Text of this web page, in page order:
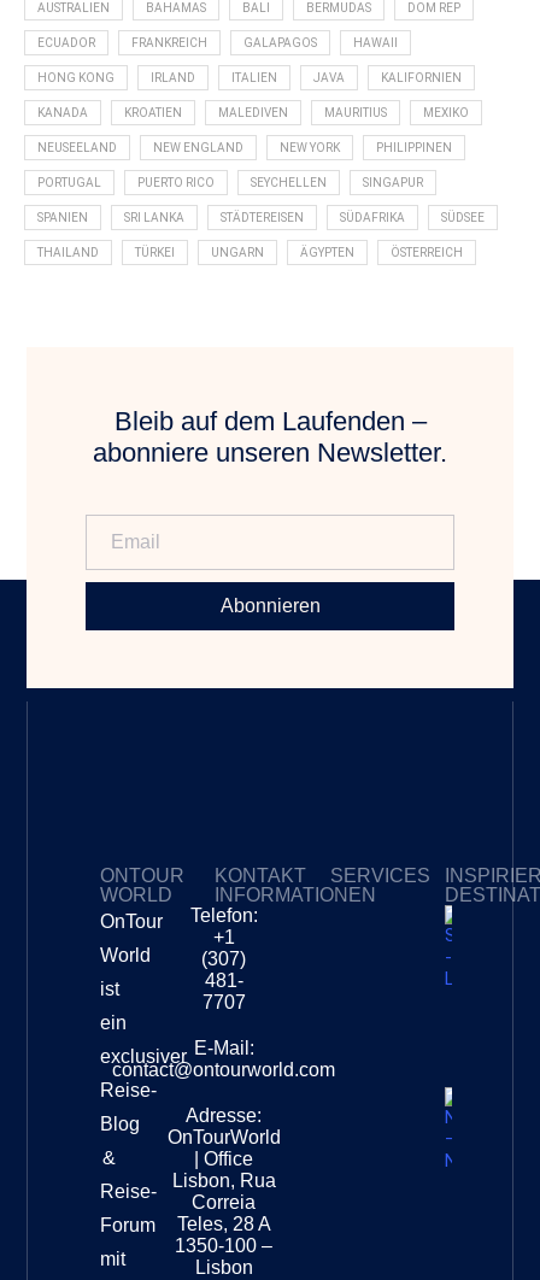
AUSTRALIEN BAHAMAS BALI BERMUDAS DOM REP
ECUADOR FRANKREICH GALAPAGOS HAWAII
HONG KONG IRLAND ITALIEN JAVA KALIFORNIEN
KANADA KROATIEN MALEDIVEN MAURITIUS MEXIKO
NEUSEELAND NEW ENGLAND NEW YORK PHILIPPINEN
PORTUGAL PUERTO RICO SEYCHELLEN SINGAPUR
SPANIEN SRI LANKA STÄDTEREISEN SÜDAFRIKA SÜDSEE
THAILAND TÜRKEI UNGARN ÄGYPTEN ÖSTERREICH
Bleib auf dem Laufenden –
abonniere unseren Newsletter.
Abonnieren
ONTOUR
WORLD
OnTour
World
ist
ein
exclusiver
Reise-
Blog
&
Reise-
Forum
mit
KONTAKT
INFORMATIONEN
Telefon:
+1
(307)
481-
7707
E-Mail:
contact@ontourworld.com
Adresse:
OnTourWorld
| Office
Lisbon, Rua
Correia
Teles, 28 A
1350-100 –
Lisbon
SERVICES